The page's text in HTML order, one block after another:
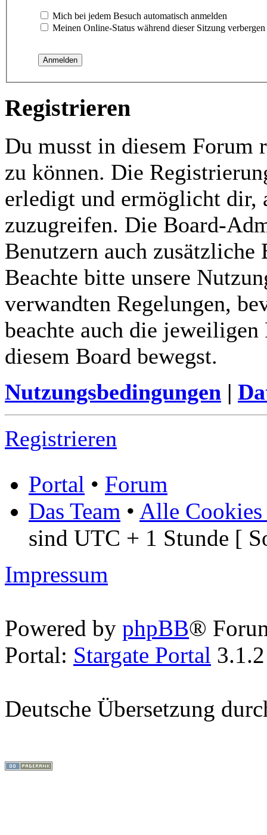
Mich bei jedem Besuch automatisch anmelden
Meinen Online-Status während dieser Sitzung verbergen
Registrieren
Du musst in diesem Forum
zu können. Die
erledigt und ermöglicht dir,
zuzugreifen. Die Board-
Benutzern auch zusätzliche
Beachte bitte unsere
verwandten Regelungen,
beachte auch die
diesem Board bewegst.
Nutzungsbedingungen |
Registrieren
Portal • Forum
Das Team • Alle Cookies
sind UTC + 1 Stunde [
Impressum
Powered by phpBB®
Portal: Stargate Portal
Deutsche Übersetzung